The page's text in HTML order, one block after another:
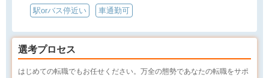
駅orバス停近い 車通勤可
選考プロセス
はじめての転職でもお任せください。万全の態勢であなたの転職をサポ